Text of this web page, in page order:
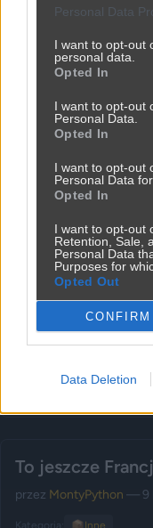
Personal Data
I want to opt-out
personal data.
Opted In
I want to opt-out
Personal Data.
Opted In
I want to opt-out
Personal Data
Opted In
I want to opt-out
Retention, Sale,
Personal Data
Purposes for
Opted Out
CONFIRM
Data Deletion
Kategoria: 😂Śmieszne
3
To jeszcze
przez MontyPython — 9
Kategoria: 📦 Inne